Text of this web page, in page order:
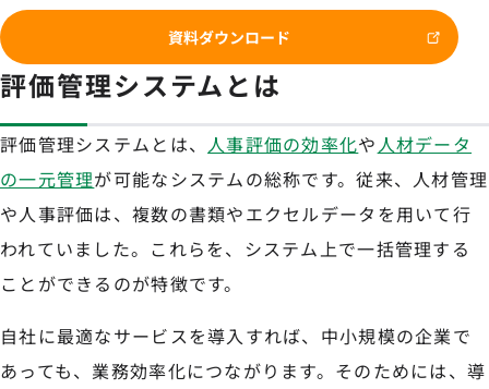
資料ダウンロード
評価管理システムとは
評価管理システムとは、 人事評価の効率化や人材データ
の一元管理が可能なシステムの総称です。従来、人材管理
や人事評価は、複数の書類やエクセルデータを用いて行
われていました。これらを、システム上で一括管理する
ことができるのが特徴です。
自社に最適なサービスを導入すれば、中小規模の企業で
あっても、業務効率化につながります。そのためには、導